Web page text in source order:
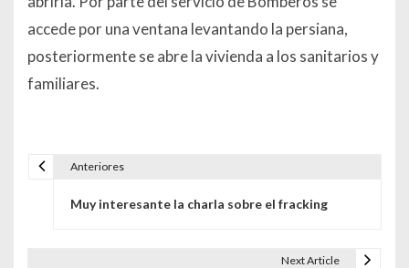
accede por una ventana levantando la persiana,
posteriormente se abre la vivienda a los sanitarios y
familiares.
Anteriores
Muy interesante la charla sobre el fracking
Next Article